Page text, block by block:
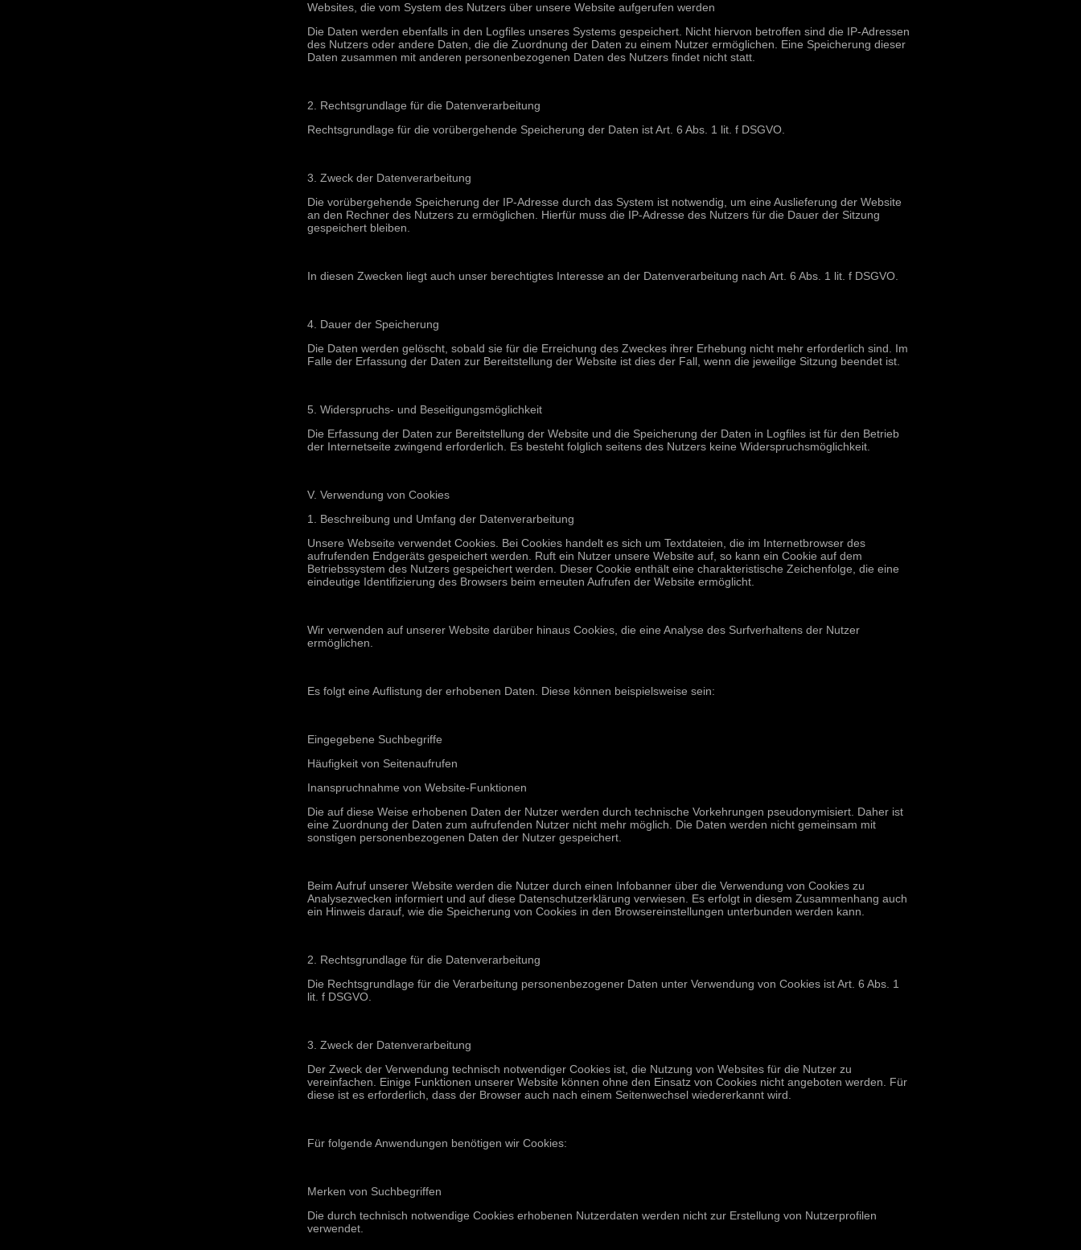
Websites, die vom System des Nutzers über unsere Website aufgerufen werden
Die Daten werden ebenfalls in den Logfiles unseres Systems gespeichert. Nicht hiervon betroffen sind die IP-Adressen
des Nutzers oder andere Daten, die die Zuordnung der Daten zu einem Nutzer ermöglichen. Eine Speicherung dieser
Daten zusammen mit anderen personenbezogenen Daten des Nutzers findet nicht statt.
2. Rechtsgrundlage für die Datenverarbeitung
Rechtsgrundlage für die vorübergehende Speicherung der Daten ist Art. 6 Abs. 1 lit. f DSGVO.
3. Zweck der Datenverarbeitung
Die vorübergehende Speicherung der IP-Adresse durch das System ist notwendig, um eine Auslieferung der Website
an den Rechner des Nutzers zu ermöglichen. Hierfür muss die IP-Adresse des Nutzers für die Dauer der Sitzung
gespeichert bleiben.
In diesen Zwecken liegt auch unser berechtigtes Interesse an der Datenverarbeitung nach Art. 6 Abs. 1 lit. f DSGVO.
4. Dauer der Speicherung
Die Daten werden gelöscht, sobald sie für die Erreichung des Zweckes ihrer Erhebung nicht mehr erforderlich sind. Im
Falle der Erfassung der Daten zur Bereitstellung der Website ist dies der Fall, wenn die jeweilige Sitzung beendet ist.
5. Widerspruchs- und Beseitigungsmöglichkeit
Die Erfassung der Daten zur Bereitstellung der Website und die Speicherung der Daten in Logfiles ist für den Betrieb
der Internetseite zwingend erforderlich. Es besteht folglich seitens des Nutzers keine Widerspruchsmöglichkeit.
V. Verwendung von Cookies
1. Beschreibung und Umfang der Datenverarbeitung
Unsere Webseite verwendet Cookies. Bei Cookies handelt es sich um Textdateien, die im Internetbrowser des
aufrufenden Endgeräts gespeichert werden. Ruft ein Nutzer unsere Website auf, so kann ein Cookie auf dem
Betriebssystem des Nutzers gespeichert werden. Dieser Cookie enthält eine charakteristische Zeichenfolge, die eine
eindeutige Identifizierung des Browsers beim erneuten Aufrufen der Website ermöglicht.
Wir verwenden auf unserer Website darüber hinaus Cookies, die eine Analyse des Surfverhaltens der Nutzer
ermöglichen.
Es folgt eine Auflistung der erhobenen Daten. Diese können beispielsweise sein:
Eingegebene Suchbegriffe
Häufigkeit von Seitenaufrufen
Inanspruchnahme von Website-Funktionen
Die auf diese Weise erhobenen Daten der Nutzer werden durch technische Vorkehrungen pseudonymisiert. Daher ist
eine Zuordnung der Daten zum aufrufenden Nutzer nicht mehr möglich. Die Daten werden nicht gemeinsam mit
sonstigen personenbezogenen Daten der Nutzer gespeichert.
Beim Aufruf unserer Website werden die Nutzer durch einen Infobanner über die Verwendung von Cookies zu
Analysezwecken informiert und auf diese Datenschutzerklärung verwiesen. Es erfolgt in diesem Zusammenhang auch
ein Hinweis darauf, wie die Speicherung von Cookies in den Browsereinstellungen unterbunden werden kann.
2. Rechtsgrundlage für die Datenverarbeitung
Die Rechtsgrundlage für die Verarbeitung personenbezogener Daten unter Verwendung von Cookies ist Art. 6 Abs. 1
lit. f DSGVO.
3. Zweck der Datenverarbeitung
Der Zweck der Verwendung technisch notwendiger Cookies ist, die Nutzung von Websites für die Nutzer zu
vereinfachen. Einige Funktionen unserer Website können ohne den Einsatz von Cookies nicht angeboten werden. Für
diese ist es erforderlich, dass der Browser auch nach einem Seitenwechsel wiedererkannt wird.
Für folgende Anwendungen benötigen wir Cookies:
Merken von Suchbegriffen
Die durch technisch notwendige Cookies erhobenen Nutzerdaten werden nicht zur Erstellung von Nutzerprofilen
verwendet.